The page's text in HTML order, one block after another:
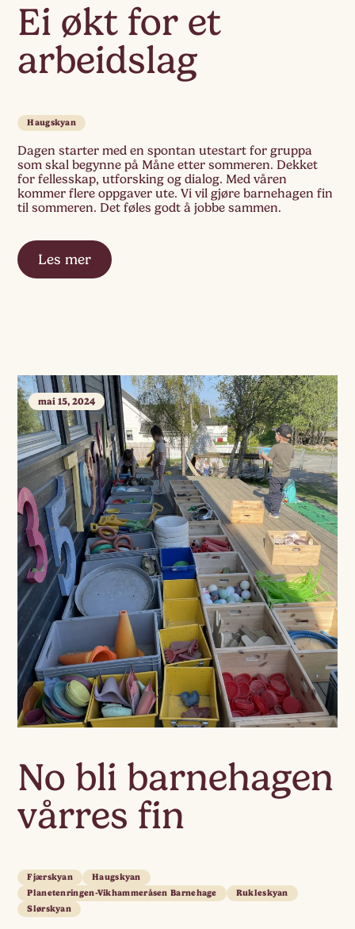
Ei økt for et
arbeidslag
Haugskyan
Dagen starter med en spontan utestart for gruppa
som skal begynne på Måne etter sommeren. Dekket
for fellesskap, utforsking og dialog. Med våren
kommer flere oppgaver ute. Vi vil gjøre barnehagen fin
til sommeren. Det føles godt å jobbe sammen.
Les mer
No bli barnehagen
vårres fin
mai 15, 2024
Fjærskyan
Haugskyan
Planetenringen-Vikhammeråsen Barnehage
Rukleskyan
Slørskyan